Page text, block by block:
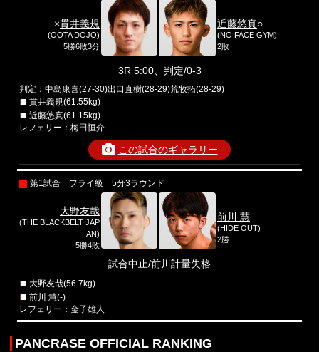
×貫井義規
(OOTA DOJO)
5勝6敗3分
近藤悠真○
(NO FACE GYM)
2敗
3R 5:00、判定/0-3
判定：中島康喜(27-30)出口直樹(28-29)荒牧拓(28-29)
貫井義規(61.55kg)
近藤悠真(61.15kg)
レフェリー：梅田恒介
この試合のギャラリー
第1試合 フライ級 5分3ラウンド
大野友哉
(THE BLACKBELT JAP
AN)
5勝4敗
前川 慧
(HIDE OUT)
2勝
試合中止/前川計量失格
大野友哉(56.7kg)
前川 慧(-)
レフェリー：金子雄人
PANCRASE OFFICIAL RANKING